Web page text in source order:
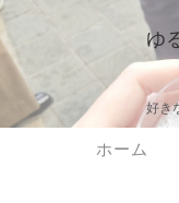
ゆ
好き
ホーム